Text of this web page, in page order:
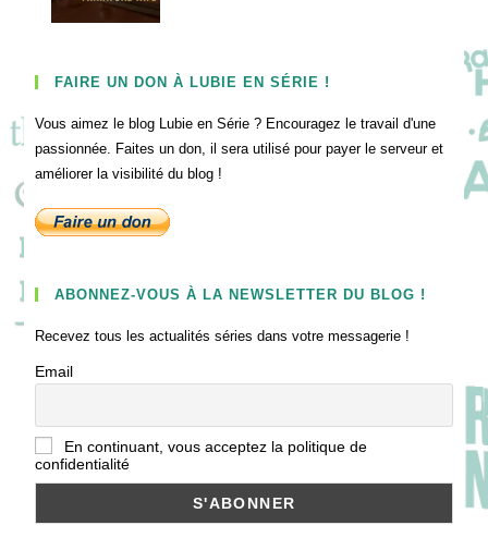
FAIRE UN DON À LUBIE EN SÉRIE !
Vous aimez le blog Lubie en Série ? Encouragez le travail d'une
passionnée. Faites un don, il sera utilisé pour payer le serveur et
améliorer la visibilité du blog !
ABONNEZ-VOUS À LA NEWSLETTER DU BLOG !
Recevez tous les actualités séries dans votre messagerie !
Email
En continuant, vous acceptez la politique de
confidentialité